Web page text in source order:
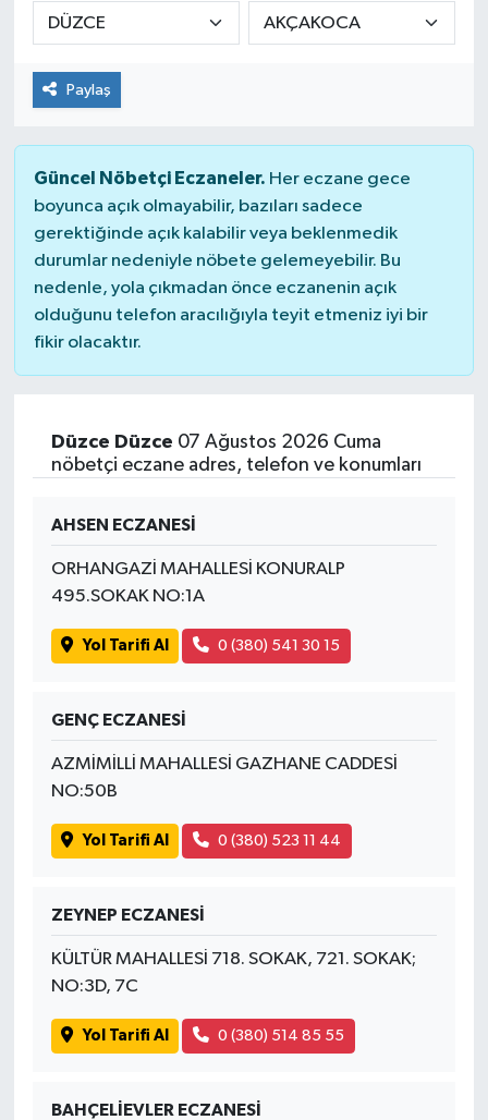
Paylaş
Güncel Nöbetçi Eczaneler. Her eczane gece
boyunca açık olmayabilir, bazıları sadece
gerektiğinde açık kalabilir veya beklenmedik
durumlar nedeniyle nöbete gelemeyebilir. Bu
nedenle, yola çıkmadan önce eczanenin açık
olduğunu telefon aracılığıyla teyit etmeniz iyi bir
fikir olacaktır.
Düzce Düzce 07 Ağustos 2026 Cuma
nöbetçi eczane adres, telefon ve konumları
AHSEN ECZANESİ
ORHANGAZİ MAHALLESİ KONURALP
495.SOKAK NO:1A
Yol Tarifi Al 0 (380) 541 30 15
GENÇ ECZANESİ
AZMİMİLLİ MAHALLESİ GAZHANE CADDESİ
NO:50B
Yol Tarifi Al 0 (380) 523 11 44
ZEYNEP ECZANESİ
KÜLTÜR MAHALLESİ 718. SOKAK, 721. SOKAK;
NO:3D, 7C
Yol Tarifi Al 0 (380) 514 85 55
BAHÇELİEVLER ECZANESİ
Dursunbey
Edremit
EĞİTİM
EKONOMİ
Erdek
Gömeç
Havran
KENT GÜNDEMİ
Kepsut
MAGAZİN
OTOMOTİV
Resmi İlanlar